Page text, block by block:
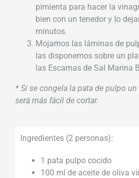
pimienta para hacer la
bien con un tenedor y lo
minutos.
Mojamos las láminas de
las disponemos sobre un
las Escamas de Sal Marina
* Si se congela la pata de pulpo
será más fácil de cortar.
Ingredientes (2 personas):
1 pata pulpo cocido
100 ml de aceite de oliva